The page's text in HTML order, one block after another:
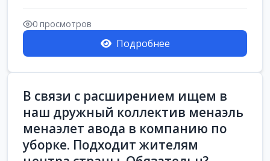
0 просмотров
Подробнее
В связи с расширением ищем в
наш дружный коллектив менаэль
менаэлет авода в компанию по
уборке. Подходит жителям